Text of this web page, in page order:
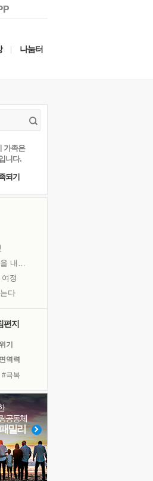
나눔터
가족은
니다.
되기
귀를 열고 마음을 내어주고
정
다
단
저
며
극심한 변비, 어깨결림, 수면 장애
아픈 아버지를 위한 공간 설계
편지
기
역력
#극복
학교
서
상
프
공동체
밀리